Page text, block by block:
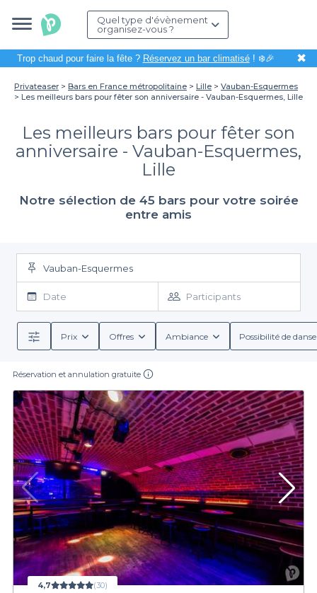
Quel type d'évènement
organisez-vous ?
Trop chaud pour faire la fête ? Réservez un bar climatisé! ❄️🎉 ✖
Privateaser Bars en France métropolitaine Lille
Vauban-Esquermes
Les meilleurs bars pour fêter son anniversaire - Vauban-Esquermes, Lille
Les meilleurs bars pour fêter son
anniversaire - Vauban-Esquermes,
Lille
Notre sélection de 45 bars pour votre soirée
entre amis
Vauban-Esquermes
Date Participants
Prix Offres Ambiance Possibilité de
Réservation et annulation gratuite
4,7 (30)